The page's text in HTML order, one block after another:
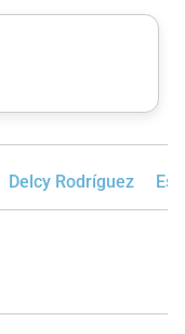
Delcy Rodríguez